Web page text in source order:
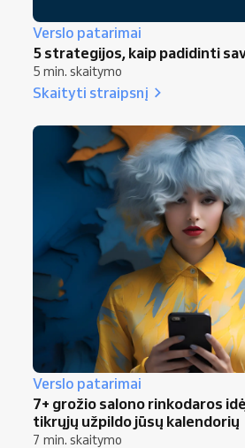
Verslo patarimai
5 strategijos, kaip padidinti
5 min. skaitymo
Skaityti straipsnį
Verslo patarimai
7+ grožio salono rinkodaros
tikrųjų užpildo jūsų kalendorių
7 min. skaitymo